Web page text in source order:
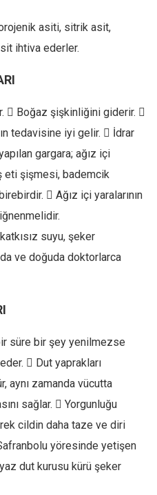
asiti, sitrik asit,
ihtiva ederler.
 Boğaz şişkinliğini giderir. 
tedavisine iyi gelir.  İdrar
gargara; ağız içi
eti şişmesi, bademcik
 Ağız içi yaralarının
suyu, şeker
ve doğuda doktorlarca
süre bir şey yenilmezse
 Dut yaprakları
aynı zamanda vücutta
sağlar.  Yorgunluğu
cildin daha taze ve diri
yöresinde yetişen
dut kurusu kürü şeker